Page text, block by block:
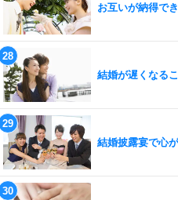
お互いが納得で
結婚が遅くなる
結婚披露宴で心